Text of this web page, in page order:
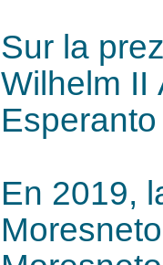
Sur la
Wilhelm II
En 2019,